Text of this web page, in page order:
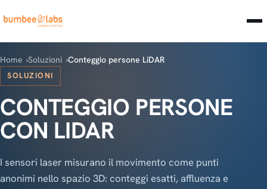
Home Soluzioni Conteggio persone LiDAR
SOLUZIONI
CONTEGGIO PERSONE
CON LIDAR
I sensori laser misurano il movimento come punti
anonimi nello spazio 3D: conteggi esatti, affluenza e